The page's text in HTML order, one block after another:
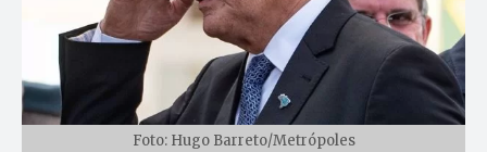
Foto: Hugo Barreto/Metrópoles